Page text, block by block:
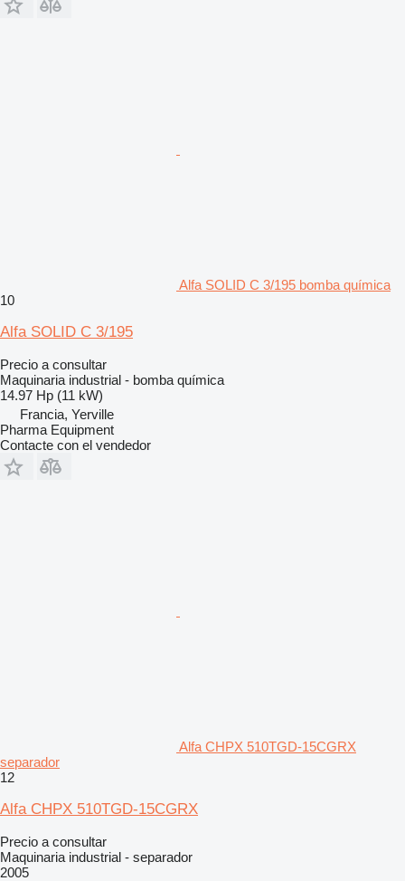
Alfa SOLID C 3/195 bomba química
10
Alfa SOLID C 3/195
Precio a consultar
Maquinaria industrial - bomba química
14.97 Hp (11 kW)
Francia, Yerville
Pharma Equipment
Contacte con el vendedor
Alfa CHPX 510TGD-15CGRX
separador
12
Alfa CHPX 510TGD-15CGRX
Precio a consultar
Maquinaria industrial - separador
2005